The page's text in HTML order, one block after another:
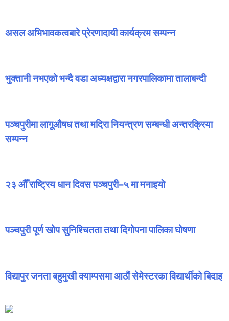
असल अभिभावकत्वबारे प्रेरणादायी कार्यक्रम सम्पन्न
भुक्तानी नभएको भन्दै वडा अध्यक्षद्वारा नगरपालिकामा तालाबन्दी
पञ्चपुरीमा लागूऔषध तथा मदिरा नियन्त्रण सम्बन्धी अन्तरक्रिया
सम्पन्न
२३ औँ राष्ट्रिय धान दिवस पञ्चपुरी–५ मा मनाइयाे
पञ्चपुरी पूर्ण खोप सुनिश्चितता तथा दिगोपना पालिका घोषणा
विद्यापुर जनता बहुमुखी क्याम्पसमा आठौं सेमेस्टरका विद्यार्थीको बिदाइ